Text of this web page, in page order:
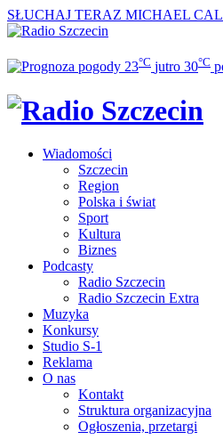
SŁUCHAJ TERAZ MICHAEL
23°C jutro 30°C
Wiadomości
Szczecin
Region
Polska i świat
Sport
Kultura
Biznes
Podcasty
Radio Szczecin
Radio Szczecin Extra
Muzyka
Konkursy
Studio S-1
Reklama
O nas
Kontakt
Struktura organizacyjna
Ogłoszenia, przetargi